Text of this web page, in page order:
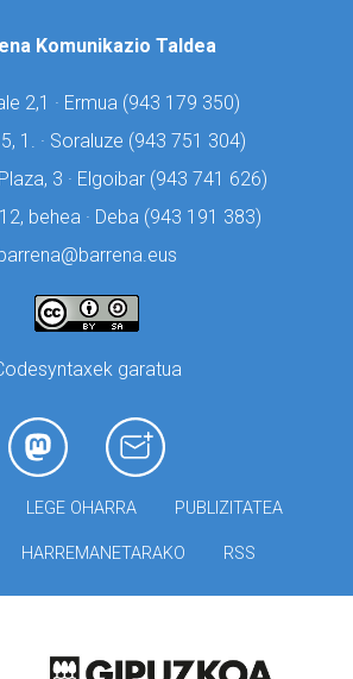
Komunikazio Taldea
2,1 · Ermua (943 179 350)
1. · Soraluze (943 751 304)
3 · Elgoibar (943 741 626)
behea · Deba (943 191 383)
garatua
LEGE OHARRA PUBLIZITATEA
HARREMANETARAKO RSS